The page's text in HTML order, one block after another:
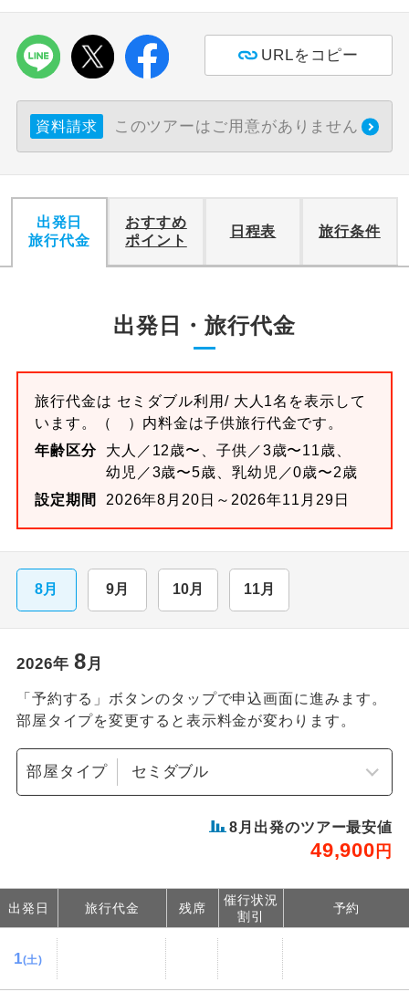
URLをコピー
資料請求 このツアーはご用意がありません
出発日
旅行代金
おすすめ
ポイント
日程表 旅行条件
出発日・旅行代金
旅行代金は セミダブル利用/ 大人1名を表示して
います。
（ ）内料金は子供旅行代金です。
年齢区分
大人／12歳〜、子供／3歳〜11歳、
幼児／3歳〜5歳、乳幼児／0歳〜2歳
設定期間
2026年8月20日～2026年11月29日
8月 9月 10月 11月
2026年 8月
「予約する」ボタンのタップで申込画面に進みます。
部屋タイプを変更すると表示料金が変わります。
部屋タイプ
8 月出発のツアー最安値
49,900 円
出発日 旅行代金 残席
催行状況
割引
予約
1(土)